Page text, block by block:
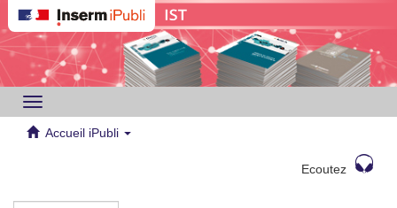
Toggle
navigation
Accueil iPubli
Ecoutez